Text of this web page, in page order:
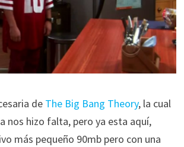
de The Big Bang Theory, la cual
nos hizo falta, pero ya esta aquí,
más pequeño 90mb pero con una